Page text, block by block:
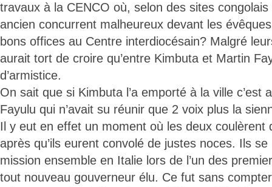
travaux à la CENCO où, selon des sites
ancien concurrent malheureux devant les
bons offices au Centre interdiocésain? Malgré
aurait tort de croire qu’entre Kimbuta et Martin
d’armistice.
On sait que si Kimbuta l’a emporté à la ville c’est
Fayulu qui n’avait su réunir que 2 voix plus la
Il y eut en effet un moment où les deux coulèrent
après qu’ils eurent convolé de justes noces. Ils
mission ensemble en Italie lors de l’un des
tout nouveau gouverneur élu. Ce fut sans